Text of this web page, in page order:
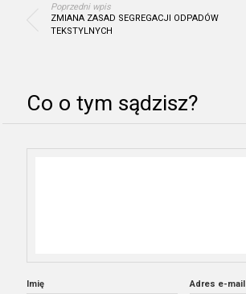
Poprzedni wpis
ZMIANA ZASAD SEGREGACJI ODPADÓW
TEKSTYLNYCH
Co o tym sądzisz?
Imię Adres e-mail